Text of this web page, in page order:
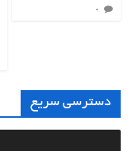
۰
دسترسی سریع